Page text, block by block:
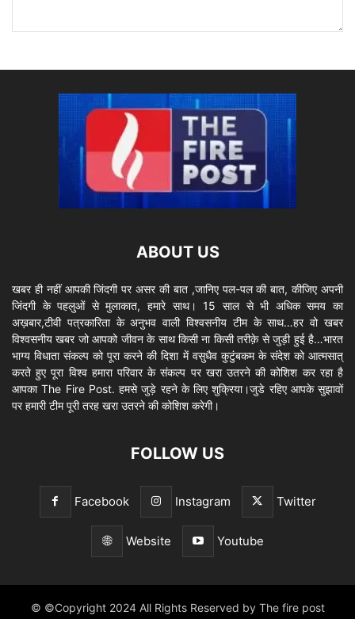
ABOUT US
खबर ही नहीं आपकी जिंदगी पर असर की बात ,जानिए पल-पल की बात, कीजिए अपनी
जिंदगी के पहलुओं से मुलाकात, हमारे साथ। 15 साल से भी अधिक समय का
अख़बार,टीवी पत्रकारिता के अनुभव वाली विश्वसनीय टीम के साथ…हर वो खबर
विश्वसनीय खबर जो आपको जीवन के साथ किसी ना किसी तरीक़े से जुड़ी हुई है…भारत
भाग्य विधाता संकल्प को पूरा करने की दिशा में वसुधैव कुटुंबकम के संदेश को आत्मसात्
करते हुए पूरा विश्व हमारा परिवार के संकल्प पर खरा उतरने की कोशिश कर रहा है
आपका The Fire Post. हमसे जुड़े रहने के लिए शुक्रिया।जुडे रहिए आपके सुझावों
पर हमारी टीम पूरी तरह खरा उतरने की कोशिश करेगी।
FOLLOW US
Facebook Instagram Twitter
Website Youtube
© ©Copyright 2024 All Rights Reserved by The fire post